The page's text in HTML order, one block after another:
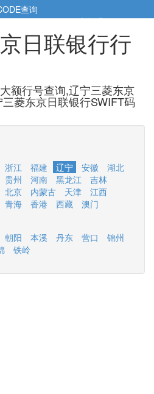
查询
5cm小帮手5cm.cn
日联银行行
额行号查询,辽宁三菱东京
菱东京日联银行SWIFT码
浙江 福建 辽宁 安徽
湖北
贵州 河南 黑龙江
吉林
北京 内蒙古 天津
江西
青海 香港 西藏
澳门
朝阳 本溪 丹东 营口
锦州
铁岭